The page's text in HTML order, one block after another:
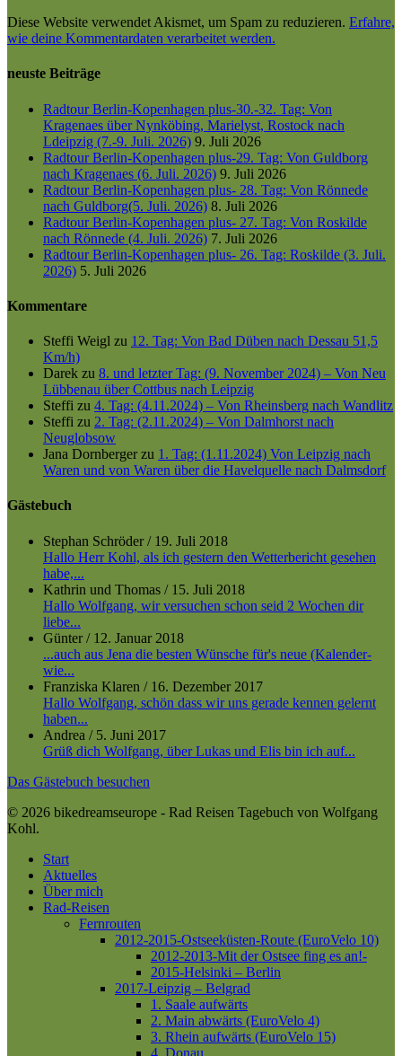
Diese Website verwendet Akismet, um Spam zu reduzieren. Erfahre,
wie deine Kommentardaten verarbeitet werden.
neuste Beiträge
Radtour Berlin-Kopenhagen plus-30.-32. Tag: Von
Kragenaes über Nynköbing, Marielyst, Rostock nach
Ldeipzig (7.-9. Juli. 2026) 9. Juli 2026
Radtour Berlin-Kopenhagen plus-29. Tag: Von Guldborg
nach Kragenaes (6. Juli. 2026) 9. Juli 2026
Radtour Berlin-Kopenhagen plus- 28. Tag: Von Rönnede
nach Guldborg(5. Juli. 2026) 8. Juli 2026
Radtour Berlin-Kopenhagen plus- 27. Tag: Von Roskilde
nach Rönnede (4. Juli. 2026) 7. Juli 2026
Radtour Berlin-Kopenhagen plus- 26. Tag: Roskilde (3. Juli.
2026) 5. Juli 2026
Kommentare
Steffi Weigl zu 12. Tag: Von Bad Düben nach Dessau 51,5
Km/h)
Darek zu 8. und letzter Tag: (9. November 2024) – Von Neu
Lübbenau über Cottbus nach Leipzig
Steffi zu 4. Tag: (4.11.2024) – Von Rheinsberg nach Wandlitz
Steffi zu 2. Tag: (2.11.2024) – Von Dalmhorst nach
Neuglobsow
Jana Dornbergerzu 1. Tag: (1.11.2024) Von Leipzig nach
Waren und von Waren über die Havelquelle nach Dalmsdorf
Gästebuch
Stephan Schröder/ 19. Juli 2018
Hallo Herr Kohl, als ich gestern den Wetterbericht gesehen
habe,...
Kathrin und Thomas / 15. Juli 2018
Hallo Wolfgang, wir versuchen schon seid 2 Wochen dir
liebe...
Günter/ 12. Januar 2018
...auch aus Jena die besten Wünsche für's neue (Kalender-
wie...
Franziska Klaren / 16. Dezember 2017
Hallo Wolfgang, schön dass wir uns gerade kennen gelernt
haben...
Andrea / 5. Juni 2017
Grüß dich Wolfgang, über Lukas und Elis bin ich auf...
Das Gästebuch besuchen
© 2026 bikedreamseurope - Rad Reisen Tagebuch von Wolfgang
Kohl.
Close
Menu
Start
Aktuelles
Über mich
Rad-Reisen
Fernrouten
2012-2015-Ostseeküsten-Route (EuroVelo 10)
2012-2013-Mit der Ostsee fing es an!-
2015-Helsinki – Berlin
2017-Leipzig – Belgrad
1. Saale aufwärts
2. Main abwärts (EuroVelo 4)
3. Rhein aufwärts (EuroVelo 15)
4. Donau